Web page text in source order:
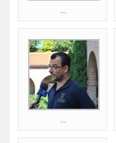
...
...